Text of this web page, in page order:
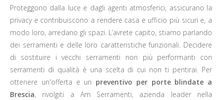
Proteggono dalla luce e dagli agenti atmosferici, assicurano la
privacy e contribuiscono a rendere casa e ufficio più sicuri e, a
modo loro, arredano gli spazi. L’avrete capito, stiamo parlando
dei serramenti e delle loro caratteristiche funzionali. Decidere
di sostituire i vecchi serramenti non più performanti con
serramenti di qualità è una scelta di cui non ti pentirai. Per
ottenere un'offerta e un preventivo per porte blindate a
Brescia, rivolgiti a Am Serramenti, azienda leader nella